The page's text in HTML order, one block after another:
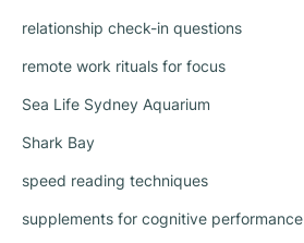
relationship check-in questions
remote work rituals for focus
Sea Life Sydney Aquarium
Shark Bay
speed reading techniques
supplements for cognitive performance